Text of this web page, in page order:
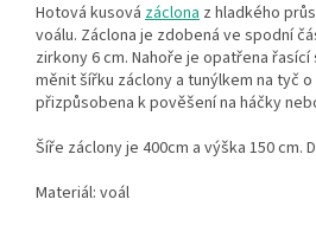
Hotová kusová záclona z hladkého
voálu. Záclona je zdobená ve spodní
zirkony6 cm. Nahoře je opatřena
měnit šířku záclony a tunýlkem na tyč
přizpůsobena k pověšení na háčky
Šíře záclony je 400cm a výška 150 cm.
Materiál: voál